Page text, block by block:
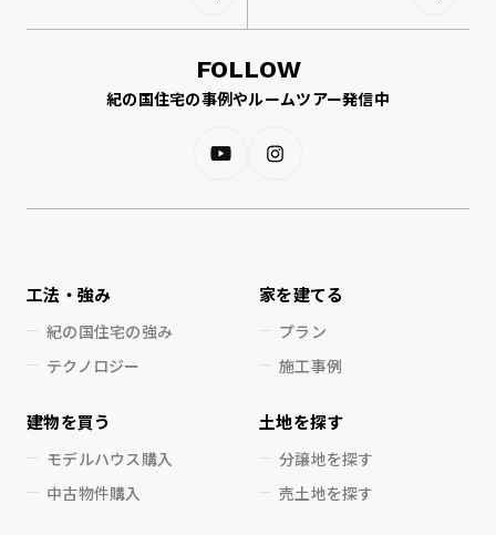
FOLLOW
紀の国住宅の事例やルームツアー発信中
工法・強み
紀の国住宅の強み
テクノロジー
家を建てる
プラン
施工事例
建物を買う
モデルハウス購入
中古物件購入
土地を探す
分譲地を探す
売土地を探す